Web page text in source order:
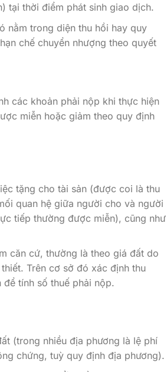
tại thời điểm phát sinh giao dịch.
nằm trong diện thu hồi hay quy
chế chuyển nhượng theo quyết
các khoản phải nộp khi thực hiện
miễn hoặc giảm theo quy định
tặng cho tài sản (được coi là thu
quan hệ giữa người cho và người
tiếp thường được miễn), cũng như
căn cứ, thường là theo giá đất do
Trên cơ sở đó xác định thu
tính số thuế phải nộp.
(trong nhiều địa phương là lệ phí
chứng, tuỳ quy định địa phương).